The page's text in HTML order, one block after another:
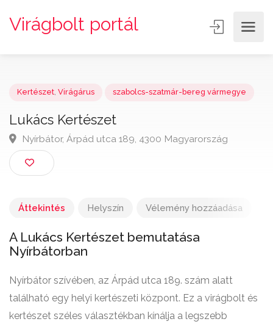
Virágbolt portál
Lukács Kertészet
Nyírbátor, Árpád utca 189, 4300 Magyarország
Áttekintés Helyszín Vélemény hozzáadása
A Lukács Kertészet bemutatása
Nyírbátorban
Nyírbátor szívében, az Árpád utca 189. szám alatt
található egy helyi kertészeti központ. Ez a virágbolt és
kertészet széles választékban kínálja a legszebb